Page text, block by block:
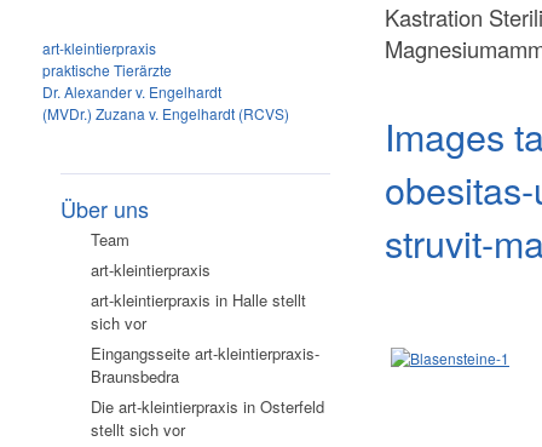
art-kleintierpraxis
praktische Tierärzte
Dr. Alexander v. Engelhardt
(MVDr.) Zuzana v. Engelhardt (RCVS)
Über uns
Team
art-kleintierpraxis
art-kleintierpraxis in Halle stellt
sich vor
Eingangsseite art-kleintierpraxis-
Braunsbedra
Die art-kleintierpraxis in Osterfeld
stellt sich vor
Kastration
Images
struvit-